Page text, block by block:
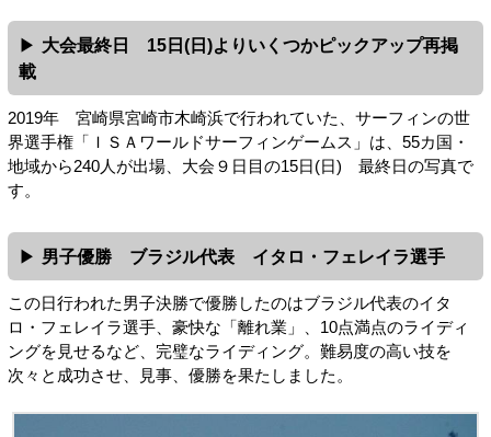
大会最終日 15日(日)よりいくつかピックアップ再掲
載
2019年 宮崎県宮崎市木崎浜で行われていた、サーフィンの世
界選手権「ＩＳＡワールドサーフィンゲームス」は、55カ国・
地域から240人が出場、大会９日目の15日(日) 最終日の写真で
す。
男子優勝 ブラジル代表 イタロ・フェレイラ選手
この日行われた男子決勝で優勝したのはブラジル代表のイタ
ロ・フェレイラ選手、豪快な「離れ業」、10点満点のライディ
ングを見せるなど、完璧なライディング。難易度の高い技を
次々と成功させ、見事、優勝を果たしました。